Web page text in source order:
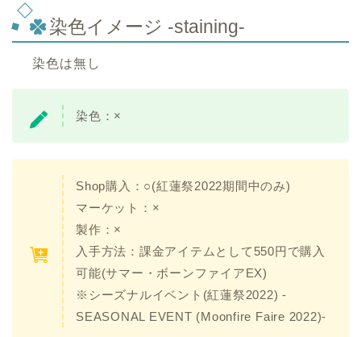
染色イメージ -staining-
染色は無し
染色： ×
Shop購入：○(紅蓮祭2022期間中のみ)
マーケット： ×
製作： ×
入手方法：課金アイテムとして550円で購入
可能(サマー・ボーンファイアEX)
※シーズナルイベント(紅蓮祭2022) -
SEASONAL EVENT (Moonfire Faire 2022)-